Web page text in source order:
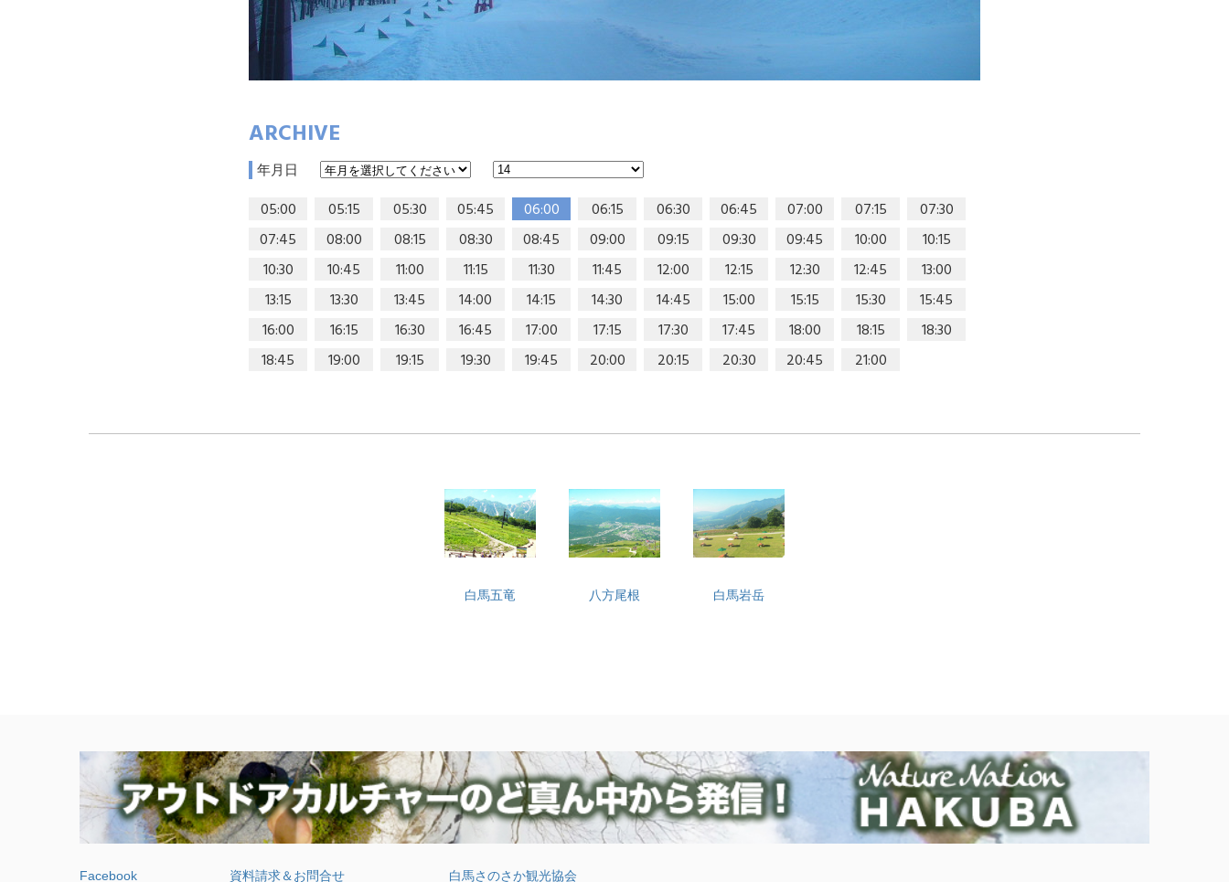
ARCHIVE
年月日
05:00 05:15 05:30 05:45 06:00 06:15 06:30 06:45 07:00 07:15
07:30
07:45
08:00 08:15 08:30 08:45 09:00 09:15 09:30 09:45 10:00
10:15
10:30
10:45 11:00 11:15 11:30 11:45 12:00 12:15 12:30 12:45
13:00
13:15
13:30 13:45 14:00 14:15 14:30 14:45 15:00 15:15 15:30
15:45
16:00
16:15 16:30 16:45 17:00 17:15 17:30 17:45 18:00 18:15
18:30
18:45
19:00 19:15 19:30 19:45 20:00 20:15 20:30 20:45 21:00
白馬五竜 八方尾根 白馬岩岳